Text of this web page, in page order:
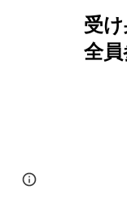
受
全